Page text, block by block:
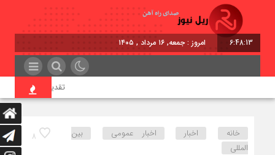
6:48:13 امروز : جمعه, ۱۶ مرداد , ۱۴۰۵
تقدیر معاون اول
8 خانه اخبار اخبار عمومی
بین
المللی